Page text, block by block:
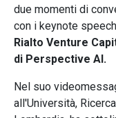
due momenti di
con i keynote
Rialto Venture
di Perspective AI.
Nel suo
all'Università,